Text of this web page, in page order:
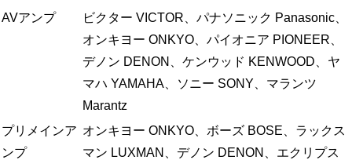
AVアンプ
ビクター VICTOR、パナソニック Panasonic、
オンキヨー ONKYO、パイオニア PIONEER、
デノン DENON、ケンウッド KENWOOD、ヤ
マハ YAMAHA、ソニー SONY、マランツ
Marantz
プリメインア
ンプ
オンキヨー ONKYO、ボーズ BOSE、ラックス
マン LUXMAN、デノン DENON、エクリプス